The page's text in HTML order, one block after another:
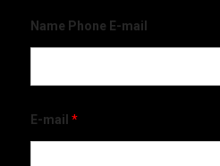
Name Phone E-mail
E-mail *